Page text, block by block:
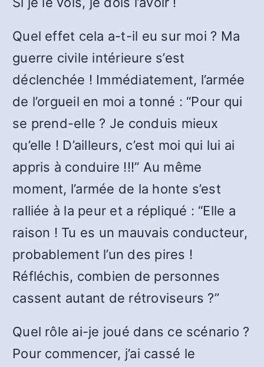
Quel effet cela a-t-il eu sur moi ? Ma
guerre civile intérieure s’est
déclenchée ! Immédiatement, l’armée
de l’orgueil en moi a tonné : “Pour qui
se prend-elle ? Je conduis mieux
qu’elle ! D’ailleurs, c’est moi qui lui ai
appris à conduire !!!” Au même
moment, l’armée de la honte s’est
ralliée à la peur et a répliqué : “Elle a
raison ! Tu es un mauvais conducteur,
probablement l’un des pires !
Réfléchis, combien de personnes
cassent autant de rétroviseurs ?”
Quel rôle ai-je joué dans ce scénario ?
Pour commencer, j’ai cassé le